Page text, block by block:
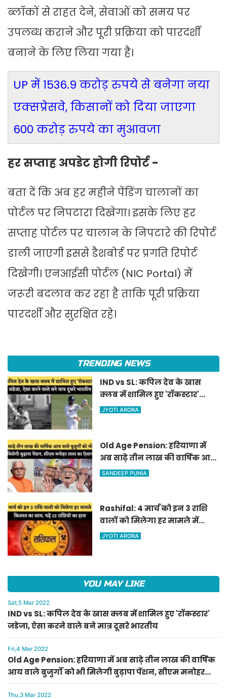
ब्लॉकों से राहत देने, सेवाओं को समय पर
उपलब्ध कराने और पूरी प्रक्रिया को पारदर्शी
बनाने के लिए लिया गया है।
UP में 1536.9 करोड़ रुपये से बनेगा नया
एक्सप्रेसवे, किसानों को दिया जाएगा
600 करोड़ रुपये का मुआवजा
हर सप्ताह अपडेट होगी रिपोर्ट -
बता दें कि अब हर महीने पेंडिंग चालानों का
पोर्टल पर निपटारा दिखेगा। इसके लिए हर
सप्ताह पोर्टल पर चालान के निपटारे की रिपोर्ट
डाली जाएगी इससे डैशबोर्ड पर प्रगति रिपोर्ट
दिखेगी। एनआईसी पोर्टल (NIC Portal) में
जरूरी बदलाव कर रहा है ताकि पूरी प्रक्रिया
पारदर्शी और सुरक्षित रहे।
TRENDING NEWS
IND vs SL: कपिल देव के खास
क्लब में शामिल हुए 'रॉकस्टार'
जडेजा, ऐसा करने वाले बने मात्र
JYOTI ARORA
Old Age Pension: हरियाणा में
अब साढ़े तीन लाख की वार्षिक आय
वाले बुजुर्गों को भी मिलेगी बुढ़ापा
SANDEEP PUNIA
Rashifal: 4 मार्च को इन 3 राशि
वालों को मिलेगा हर मामले में
किस्मत का साथ, पढ़ें 12 राशियों का
JYOTI ARORA
YOU MAY LIKE
Sat,5 Mar 2022
IND vs SL: कपिल देव के खास क्लब में शामिल हुए 'रॉकस्टार'
जडेजा, ऐसा करने वाले बने मात्र दूसरे भारतीय
Fri,4 Mar 2022
Old Age Pension: हरियाणा में अब साढ़े तीन लाख की वार्षिक
आय वाले बुजुर्गों को भी मिलेगी बुढ़ापा पेंशन, सीएम मनोहर
लाल का ऐलान
Thu,3 Mar 2022